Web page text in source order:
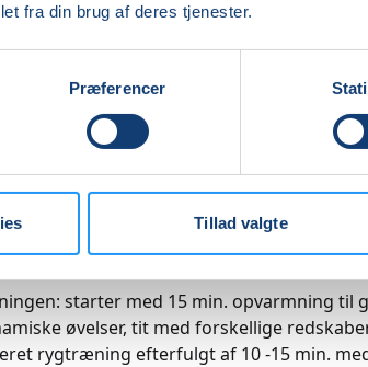
fra din brug af deres tjenester.
Præferencer
Tillad valgte
din ryg skal smøres og røres dagligt.
smidiggørende,
din ryg, ja hele kroppen. Hele kroppen
hofter, bækken, ryg, mave, skulder,
foregår på små hold, hvilket
starter med 15 min. opvarmning til
øvelser, tit med forskellige
rygtræning efterfulgt af 10 -15 min.